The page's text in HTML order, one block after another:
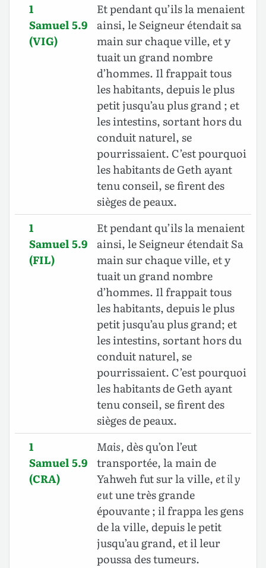
1
Samuel 5.9
(VIG)
Et pendant qu’ils la menaient
ainsi, le Seigneur étendait sa
main sur chaque ville, et y
tuait un grand nombre
d’hommes. Il frappait tous
les habitants, depuis le plus
petit jusqu’au plus grand ; et
les intestins, sortant hors du
conduit naturel, se
pourrissaient. C’est pourquoi
les habitants de Geth ayant
tenu conseil, se firent des
sièges de peaux.
1
Samuel 5.9
(FIL)
Et pendant qu’ils la menaient
ainsi, le Seigneur étendait Sa
main sur chaque ville, et y
tuait un grand nombre
d’hommes. Il frappait tous
les habitants, depuis le plus
petit jusqu’au plus grand; et
les intestins, sortant hors du
conduit naturel, se
pourrissaient. C’est pourquoi
les habitants de Geth ayant
tenu conseil, se firent des
sièges de peaux.
1
Samuel 5.9
(CRA)
Mais,dès qu’on l’eut
transportée, la main de
Yahweh fut sur la ville, et il y
eutune très grande
épouvante ; il frappa les gens
de la ville, depuis le petit
jusqu’au grand, et il leur
poussa des tumeurs.